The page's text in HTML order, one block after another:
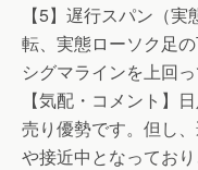
【5】遅行スパン（
転、実態ローソク足
シグマラインを上回
【気配・コメント】
売り優勢です。但し
や接近中となってお